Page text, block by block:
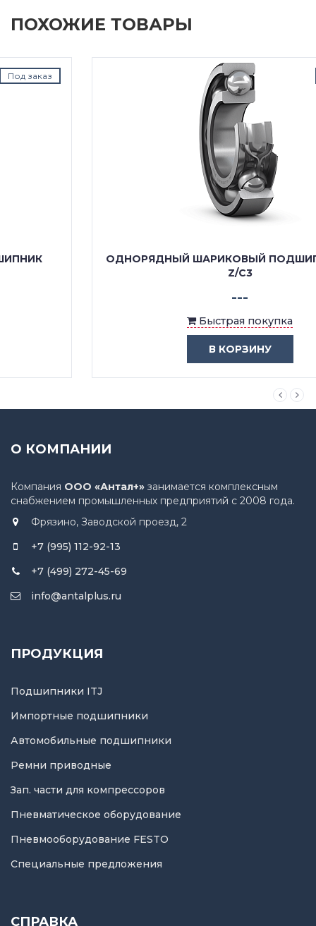
ПОХОЖИЕ ТОВАРЫ
Под заказ
ОДНОРЯДНЫЙ ШАРИКОВЫЙ ПОДШИПНИК 6004
Быстрая покупка
О КОМПАНИИ
Компания ООО «Антал+» занимается комплексным
снабжением промышленных предприятий с 2008 года.
Фрязино, Заводской проезд, 2
+7 (995) 112-92-13
+7 (499) 272-45-69
info@antalplus.ru
ПРОДУКЦИЯ
Подшипники ITJ
Импортные подшипники
Автомобильные подшипники
Ремни приводные
Зап. части для компрессоров
Пневматическое оборудование
Пневмооборудование FESTO
Специальные предложения
СПРАВКА